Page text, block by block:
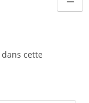
cette